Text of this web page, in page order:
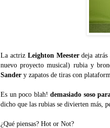
La actriz Leighton Meesterdeja atrás
nuevo proyecto musical) rubia y
Sander y zapatos de tiras con
Es un poco blah!demasiado soso
dicho que las rubias se divierten más,
¿Qué piensas? Hot or Not?